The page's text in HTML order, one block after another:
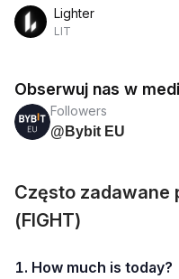
Lighter
LIT
Obserwuj nas w
Followers
@Bybit EU
Często zadawane
(FIGHT)
1. How much is today?